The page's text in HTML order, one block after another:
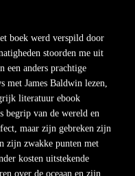
boek werd verspild door
stoorden me uit
een anders prachtige
met James Baldwin lezen,
literatuur ebook
begrip van de wereld en
maar zijn gebreken zijn
zijn zwakke punten met
kosten uitstekende
over de oceaan en zijn